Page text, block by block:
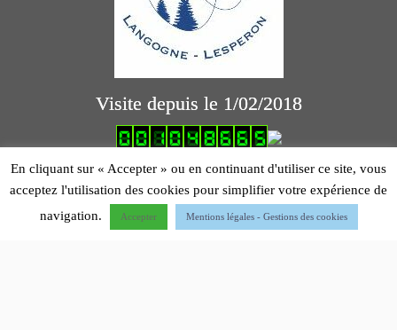
Visite depuis le 1/02/2018
Mentions légales
En cliquant sur « Accepter » ou en continuant d'utiliser ce site, vous
acceptez l'utilisation des cookies pour simplifier votre expérience de
navigation.
Accepter Mentions légales - Gestions des cookies